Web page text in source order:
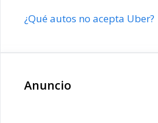
¿Qué autos no acepta Uber?
Anuncio